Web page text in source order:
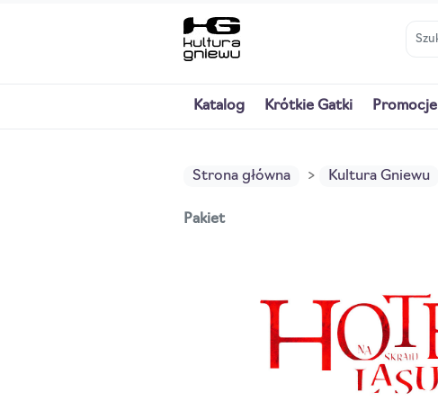
Katalog Krótkie Gatki Promocje
Strona główna Kultura Gniewu
Pakiet